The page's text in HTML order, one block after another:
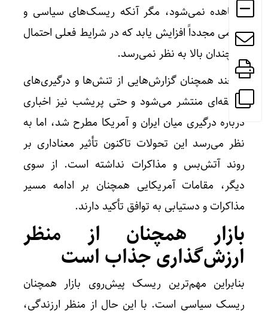
مشاهده نمی‌شود، مگر آنکه ریسک‌های سیاسی و
نظامی مجدداً افزایش یابد که در شرایط فعلی احتمال
آن چندان بالا به نظر نمی‌رسد.
هرچند همچنان گزارش‌هایی از تنش‌ها و درگیری‌های
منطقه‌ای منتشر می‌شود و حتی پریشب نیز اخباری
درباره درگیری میان ایران و آمریکا مطرح شد، اما به
نظر می‌رسد این تحولات تاکنون تأثیر معناداری بر
روند آتش‌بس و مذاکرات نداشته است. از سوی
دیگر، مقامات آمریکایی همچنان بر ادامه مسیر
مذاکرات و دستیابی به توافق تأکید دارند.
بازار همچنان از منظر
ارزش‌گذاری جذاب است
بنابراین مهم‌ترین ریسک پیش‌روی بازار همچنان
ریسک سیاسی است. با این حال از منظر ارزندگی،